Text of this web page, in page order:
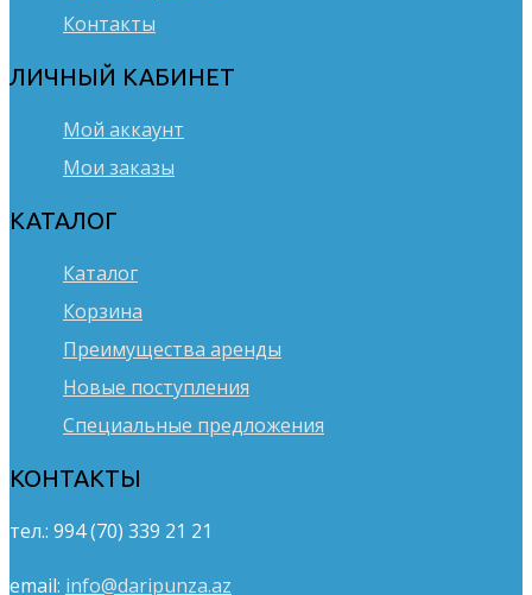
Контакты
ЛИЧНЫЙ КАБИНЕТ
Мой аккаунт
Мои заказы
КАТАЛОГ
Каталог
Корзина
Преимущества аренды
Новые поступления
Специальные предложения
КОНТАКТЫ
тел.: 994 (70) 339 21 21
email: info@daripunza.az